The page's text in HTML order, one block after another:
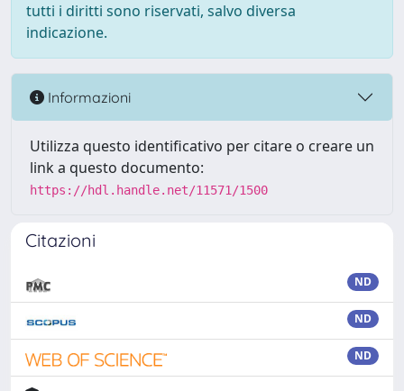
tutti i diritti sono riservati, salvo diversa
indicazione.
Informazioni
Utilizza questo identificativo per citare o creare un
link a questo documento:
https://hdl.handle.net/11571/1500
Citazioni
ND
ND
ND